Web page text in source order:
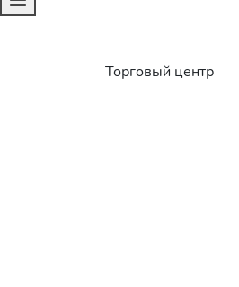
Торговый центр